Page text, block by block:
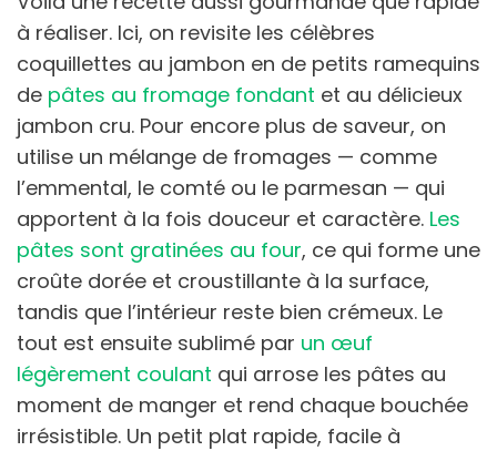
à réaliser. Ici, on revisite les célèbres
coquillettes au jambon en de petits ramequins
de pâtes au fromage fondant et au délicieux
jambon cru. Pour encore plus de saveur, on
utilise un mélange de fromages — comme
l’emmental, le comté ou le parmesan — qui
apportent à la fois douceur et caractère. Les
pâtes sont gratinées au four, ce qui forme une
croûte dorée et croustillante à la surface,
tandis que l’intérieur reste bien crémeux. Le
tout est ensuite sublimé par un œuf
légèrement coulant qui arrose les pâtes au
moment de manger et rend chaque bouchée
irrésistible. Un petit plat rapide, facile à